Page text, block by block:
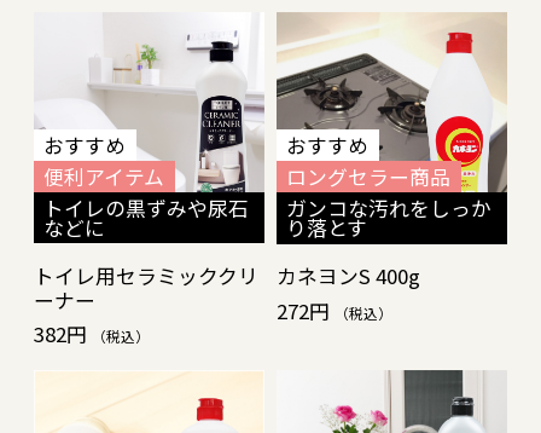
おすすめ
便利アイテム
トイレの黒ずみや尿石
などに
トイレ用セラミッククリ
ーナー
382円
（税込）
おすすめ
ロングセラー商品
ガンコな汚れをしっか
り落とす
カネヨンS 400g
272円
（税込）
詳しくはこちら